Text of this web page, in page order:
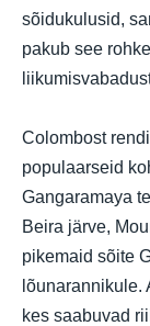
sõidukulusid,
pakub see
Colombost
populaarseid
Gangaramaya
Beira järve,
pikemaid sõite
lõunarannikule.
kes saabuvad